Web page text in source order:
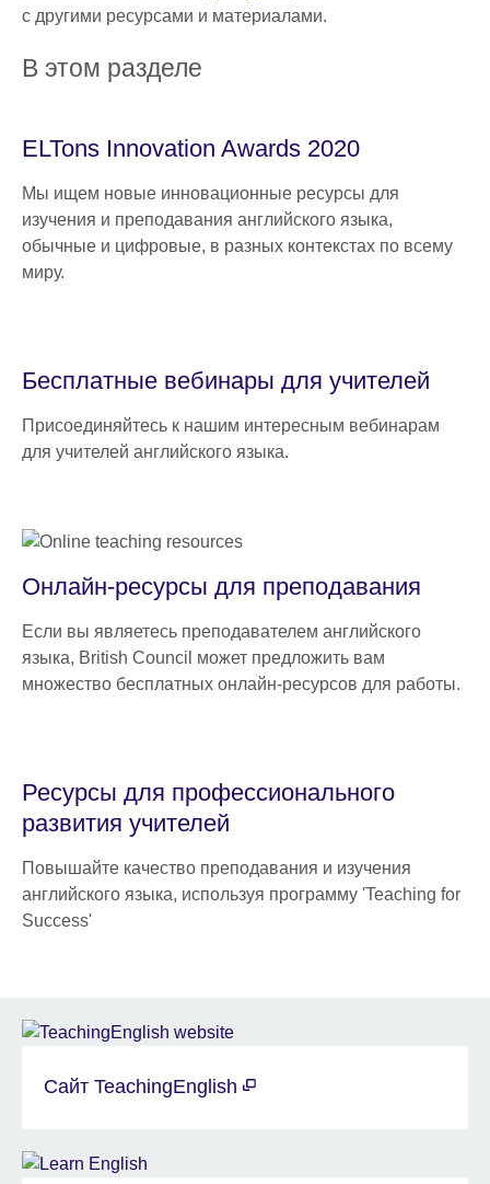
с другими ресурсами и материалами.
В этом разделе
ELTons Innovation Awards 2020
Мы ищем новые инновационные ресурсы для
изучения и преподавания английского языка,
обычные и цифровые, в разных контекстах по всему
миру.
Бесплатные вебинары для учителей
Присоединяйтесь к нашим интересным вебинарам
для учителей английского языка.
Онлайн-ресурсы для преподавания
Если вы являетесь преподавателем английского
языка, British Council может предложить вам
множество бесплатных онлайн-ресурсов для работы.
Ресурсы для профессионального
развития учителей
Повышайте качество преподавания и изучения
английского языка, используя программу 'Teaching for
Success'
Сайт TeachingEnglish